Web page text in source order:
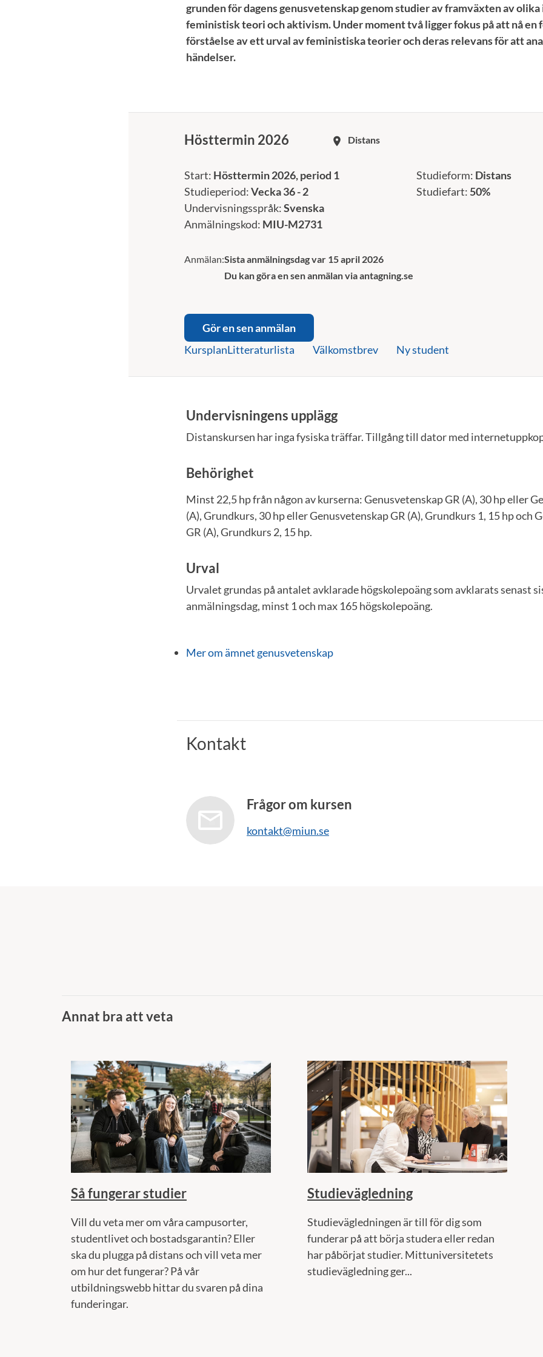
grunden för dagens genusvetenskap genom studier av framväxten av
feministisk teori och aktivism. Under moment två ligger fokus på att nå en
förståelse av ett urval av feministiska teorier och deras relevans för att
händelser.
Hösttermin 2026 room Distans
Start: Hösttermin 2026, period 1
Studieperiod:Vecka 36 - 2
Undervisningsspråk:Svenska
Anmälningskod: MIU-M2731
Studieform: Distans
Studiefart: 50%
Anmälan:Sista anmälningsdag var 15 april 2026
Du kan göra en sen anmälan via antagning.se
Gör en sen anmälan
KursplanLitteraturlista Välkomstbrev Ny student
Undervisningens upplägg
Distanskursen har inga fysiska träffar. Tillgång till dator med
Behörighet
Minst 22,5 hp från någon av kurserna: Genusvetenskap GR (A), 30 hp eller
(A), Grundkurs, 30 hp eller Genusvetenskap GR (A), Grundkurs 1, 15 hp och
GR (A), Grundkurs 2, 15 hp.
Urval
Urvalet grundas på antalet avklarade högskolepoäng som avklarats senast
anmälningsdag, minst 1 och max 165 högskolepoäng.
Mer om ämnet genusvetenskap
Kontakt
Frågor om kursen
kontakt@miun.se
Annat bra att veta
Så fungerar studier
Vill du veta mer om våra campusorter,
studentlivet och bostadsgarantin? Eller
ska du plugga på distans och vill veta mer
om hur det fungerar? På vår
utbildningswebb hittar du svaren på dina
funderingar.
Studievägledning
Studievägledningen är till för dig som
funderar på att börja studera eller redan
har påbörjat studier. Mittuniversitetets
studievägledning ger...